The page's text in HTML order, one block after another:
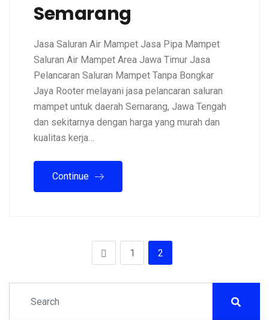
Semarang
Jasa Saluran Air Mampet Jasa Pipa Mampet
Saluran Air Mampet Area Jawa Timur Jasa
Pelancaran Saluran Mampet Tanpa Bongkar
Jaya Rooter melayani jasa pelancaran saluran
mampet untuk daerah Semarang, Jawa Tengah
dan sekitarnya dengan harga yang murah dan
kualitas kerja…
Continue
1 2